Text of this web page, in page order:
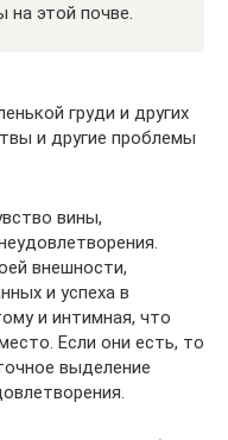
на этой почве.
груди и других
и другие проблемы
вины,
внешности,
и успеха в
и интимная, что
Если они есть, то
выделение